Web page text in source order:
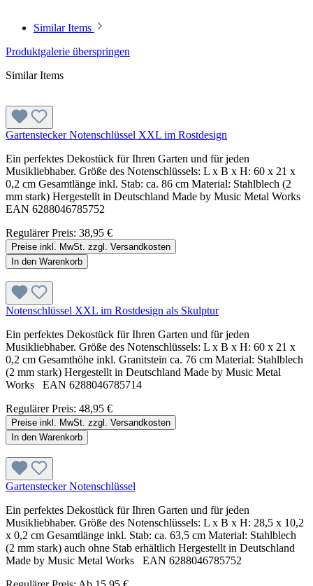
Similar Items
Produktgalerie überspringen
Similar Items
Gartenstecker Notenschlüssel XXL im Rostdesign
Ein perfektes Dekostück für Ihren Garten und für jeden
Musikliebhaber. Größe des Notenschlüssels: L x B x H: 60 x 21 x
0,2 cm Gesamtlänge inkl. Stab: ca. 86 cm Material: Stahlblech (2
mm stark) Hergestellt in Deutschland Made by Music Metal Works
EAN 6288046785752
Regulärer Preis: 38,95 €
Preise inkl. MwSt. zzgl. Versandkosten
In den Warenkorb
Notenschlüssel XXL im Rostdesign als Skulptur
Ein perfektes Dekostück für Ihren Garten und für jeden
Musikliebhaber. Größe des Notenschlüssels: L x B x H: 60 x 21 x
0,2 cm Gesamthöhe inkl. Granitstein ca. 76 cm Material: Stahlblech
(2 mm stark) Hergestellt in Deutschland Made by Music Metal
Works EAN 6288046785714
Regulärer Preis: 48,95 €
Preise inkl. MwSt. zzgl. Versandkosten
In den Warenkorb
Gartenstecker Notenschlüssel
Ein perfektes Dekostück für Ihren Garten und für jeden
Musikliebhaber. Größe des Notenschlüssels: L x B x H: 28,5 x 10,2
x 0,2 cm Gesamtlänge inkl. Stab: ca. 63,5 cm Material: Stahlblech
(2 mm stark) auch ohne Stab erhältlich Hergestellt in Deutschland
Made by Music Metal Works EAN 6288046785752